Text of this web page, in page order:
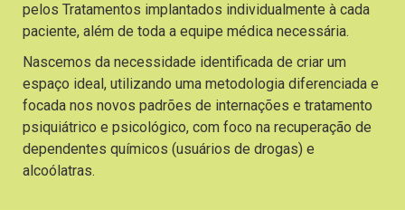
pelos Tratamentos implantados individualmente à cada
paciente, além de toda a equipe médica necessária.
Nascemos da necessidade identificada de criar um
espaço ideal, utilizando uma metodologia diferenciada e
focada nos novos padrões de internações e tratamento
psiquiátrico e psicológico, com foco na recuperação de
dependentes químicos (usuários de drogas) e
alcoólatras.